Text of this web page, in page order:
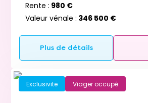
Rente : 980 €
Valeur vénale : 346 500 €
Plus de détails
Exclusivite Viager occupé